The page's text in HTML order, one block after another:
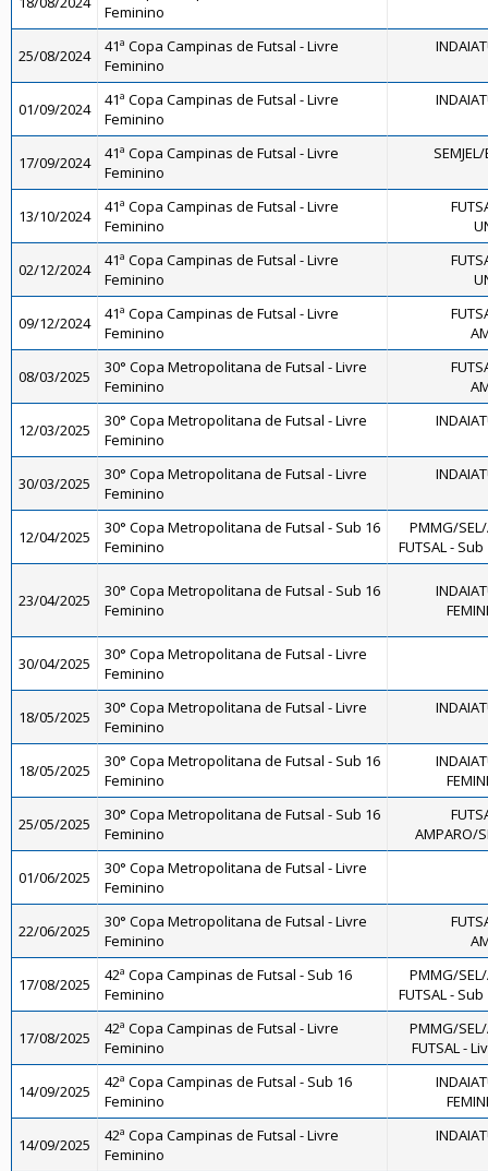
Feminino
25/08/2024
41ª Copa Campinas de Futsal - Livre
Feminino
01/09/2024
41ª Copa Campinas de Futsal - Livre
Feminino
17/09/2024
41ª Copa Campinas de Futsal - Livre
Feminino
13/10/2024
41ª Copa Campinas de Futsal - Livre
Feminino
02/12/2024
41ª Copa Campinas de Futsal - Livre
Feminino
09/12/2024
41ª Copa Campinas de Futsal - Livre
Feminino
08/03/2025
30° Copa Metropolitana de Futsal - Livre
Feminino
12/03/2025
30° Copa Metropolitana de Futsal - Livre
Feminino
30/03/2025
30° Copa Metropolitana de Futsal - Livre
Feminino
12/04/2025
30° Copa Metropolitana de Futsal - Sub 16
Feminino
PMMG/
FUTSAL -
23/04/2025
30° Copa Metropolitana de Futsal - Sub 16
Feminino
30/04/2025
30° Copa Metropolitana de Futsal - Livre
Feminino
18/05/2025
30° Copa Metropolitana de Futsal - Livre
Feminino
18/05/2025
30° Copa Metropolitana de Futsal - Sub 16
Feminino
25/05/2025
30° Copa Metropolitana de Futsal - Sub 16
Feminino
AMPARO/
01/06/2025
30° Copa Metropolitana de Futsal - Livre
Feminino
22/06/2025
30° Copa Metropolitana de Futsal - Livre
Feminino
17/08/2025
42ª Copa Campinas de Futsal - Sub 16
Feminino
PMMG/
FUTSAL -
17/08/2025
42ª Copa Campinas de Futsal - Livre
Feminino
PMMG/
FUTSAL -
14/09/2025
42ª Copa Campinas de Futsal - Sub 16
Feminino
14/09/2025
42ª Copa Campinas de Futsal - Livre
Feminino